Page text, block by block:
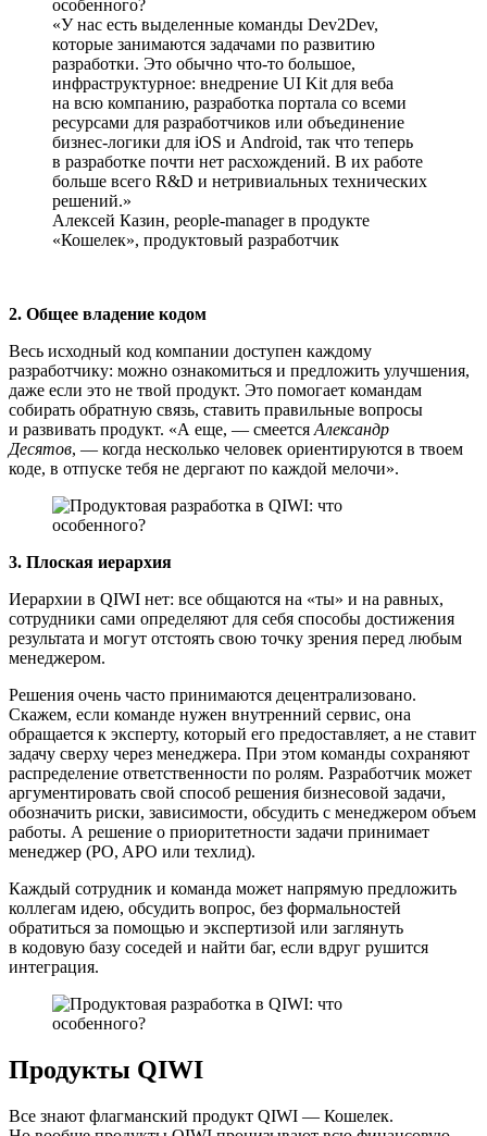
У нас есть выделенные команды Dev2Dev,
которые занимаются задачами по развитию
разработки. Это обычно что-то большое,
инфраструктурное: внедрение UI Kit для веба
на всю компанию, разработка портала со всеми
ресурсами для разработчиков или объединение
бизнес-логики для iOS и Android, так что теперь
в разработке почти нет расхождений. В их работе
больше всего R&D и нетривиальных технических
решений.
Алексей Казин, people-manager в продукте
«Кошелек», продуктовый разработчик
2. Общее владение кодом
Весь исходный код компании доступен каждому
разработчику: можно ознакомиться и предложить улучшения,
даже если это не твой продукт. Это помогает командам
собирать обратную связь, ставить правильные вопросы
и развивать продукт. «А еще, — смеется Александр
Десятов, — когда несколько человек ориентируются в твоем
коде, в отпуске тебя не дергают по каждой мелочи».
3. Плоская иерархия
Иерархии в QIWI нет: все общаются на «ты» и на равных,
сотрудники сами определяют для себя способы достижения
результата и могут отстоять свою точку зрения перед любым
менеджером.
Решения очень часто принимаются децентрализовано.
Скажем, если команде нужен внутренний сервис, она
обращается к эксперту, который его предоставляет, а не ставит
задачу сверху через менеджера. При этом команды сохраняют
распределение ответственности по ролям. Разработчик может
аргументировать свой способ решения бизнесовой задачи,
обозначить риски, зависимости, обсудить с менеджером объем
работы. А решение о приоритетности задачи принимает
менеджер (PO, APO или техлид).
Каждый сотрудник и команда может напрямую предложить
коллегам идею, обсудить вопрос, без формальностей
обратиться за помощью и экспертизой или заглянуть
в кодовую базу соседей и найти баг, если вдруг рушится
интеграция.
Продукты QIWI
Все знают флагманский продукт QIWI — Кошелек.